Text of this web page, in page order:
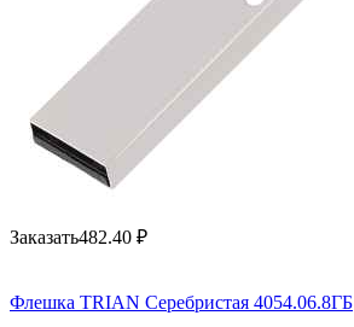
Заказать482.40 ₽
Флешка TRIAN Серебристая 4054.06.8ГБ